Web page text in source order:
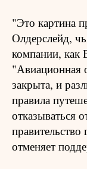
"Это картина
Олдерслейд,
компании, как
"Авиационная
закрыта, и
правила
отказываться
отменяет